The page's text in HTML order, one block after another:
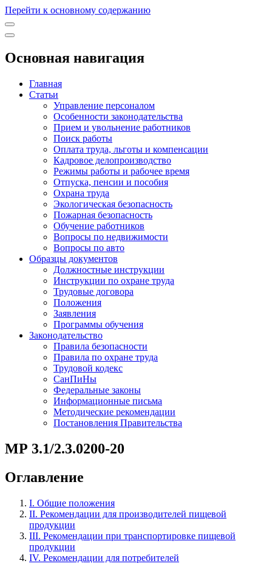
Перейти к основному содержанию
Основная навигация
Главная
Статьи
Управление персоналом
Особенности законодательства
Прием и увольнение работников
Поиск работы
Оплата труда, льготы и компенсации
Кадровое делопроизводство
Режимы работы и рабочее время
Отпуска, пенсии и пособия
Охрана труда
Экологическая безопасность
Пожарная безопасность
Обучение работников
Вопросы по недвижимости
Вопросы по авто
Образцы документов
Должностные инструкции
Инструкции по охране труда
Трудовые договора
Положения
Заявления
Программы обучения
Законодательство
Правила безопасности
Правила по охране труда
Трудовой кодекс
СанПиНы
Федеральные законы
Информационные письма
Методические рекомендации
Постановления Правительства
МР 3.1/2.3.0200-20
Оглавление
I. Общие положения
II. Рекомендации для производителей пищевой
продукции
III. Рекомендации при транспортировке пищевой
продукции
IV. Рекомендации для потребителей